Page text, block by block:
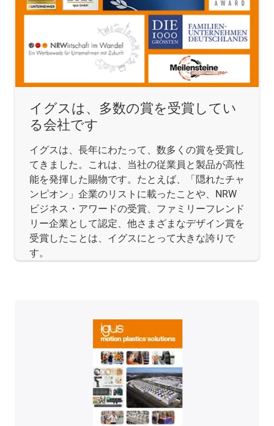
イグスは、多数の賞を受賞してい
る会社です
イグスは、長年にわたって、数多くの賞を受賞し
てきました。これは、当社の従業員と製品が高性
能を発揮した賜物です。たとえば、「隠れたチャ
ンピオン」企業のリストに載ったことや、NRW
ビジネス・アワードの受賞、ファミリーフレンド
リー企業として認定、他さまざまなデザイン賞を
受賞したことは、イグスにとって大きな誇りで
す。